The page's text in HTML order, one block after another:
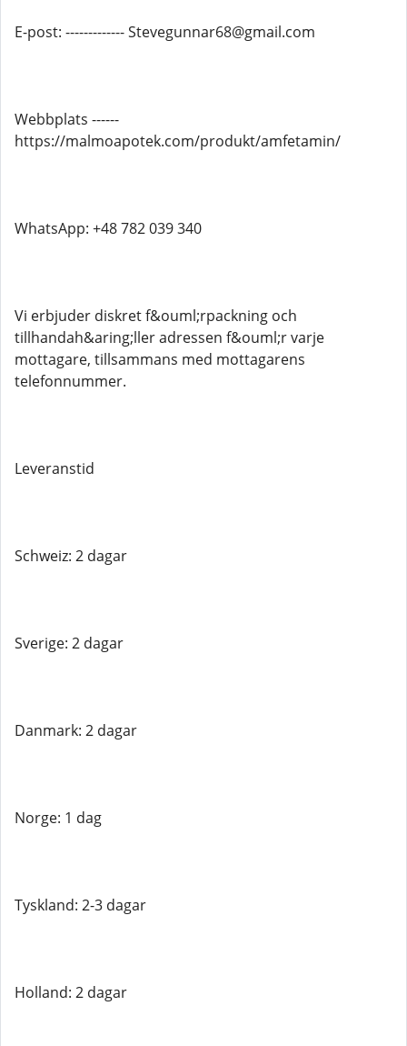
E-post: ------------- Stevegunnar68@gmail.com
Webbplats ------
https://malmoapotek.com/produkt/amfetamin/
WhatsApp: +48 782 039 340
Vi erbjuder diskret f&ouml;rpackning och
tillhandah&aring;ller adressen f&ouml;r varje
mottagare, tillsammans med mottagarens
telefonnummer.
Leveranstid
Schweiz: 2 dagar
Sverige: 2 dagar
Danmark: 2 dagar
Norge: 1 dag
Tyskland: 2-3 dagar
Holland: 2 dagar